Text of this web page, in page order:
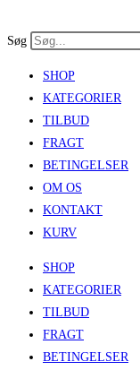
to
Søg
SHOP
KATEGORIER
TILBUD
FRAGT
BETINGELSER
OM OS
KONTAKT
KURV
SHOP
KATEGORIER
TILBUD
FRAGT
BETINGELSER